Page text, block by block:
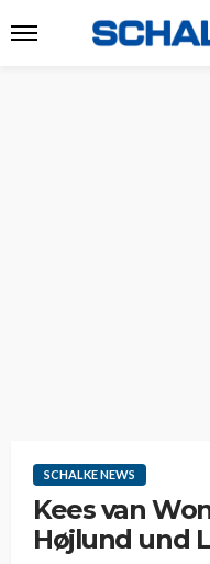
SCHALKE NEWS
Kees van
Højlund und